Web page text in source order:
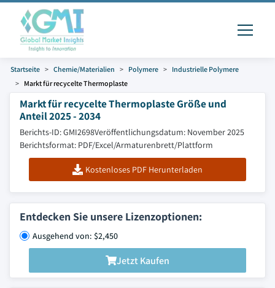
Startseite Chemie/Materialien Polymere
Industrielle Polymere
Markt für recycelte Thermoplaste
Markt für recycelte Thermoplaste Größe und
Anteil 2025 - 2034
Berichts-ID: GMI2698Veröffentlichungsdatum: November 2025
Berichtsformat: PDF/Excel/Armaturenbrett/Plattform
Kostenloses PDF Herunterladen
Entdecken Sie unsere Lizenzoptionen:
Ausgehend von: $2,450
Jetzt Kaufen